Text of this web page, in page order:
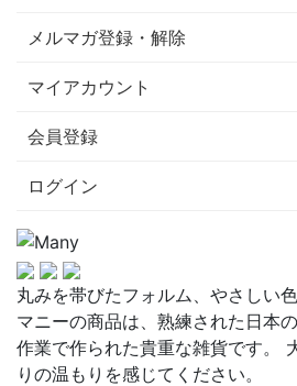
メルマガ登録・解除
マイアカウント
会員登録
ログイン
丸みを帯びたフォルム、やさしい色
マニーの商品は、熟練された日本
作業で作られた貴重な雑貨です。
りの温もりを感じてください。